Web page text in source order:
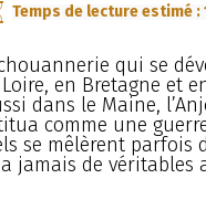
Temps de lecture estimé :
qui se
en Bretagne et
dans le Maine,
comme une
se mêlèrent parfois
jamais de véritables